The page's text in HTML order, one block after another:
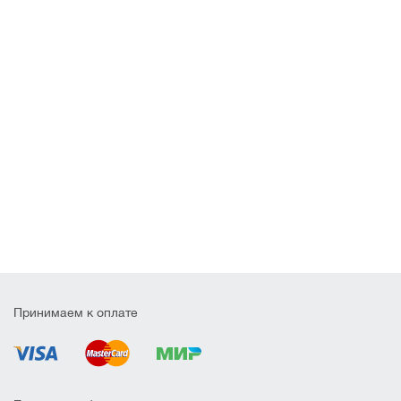
Принимаем к оплате